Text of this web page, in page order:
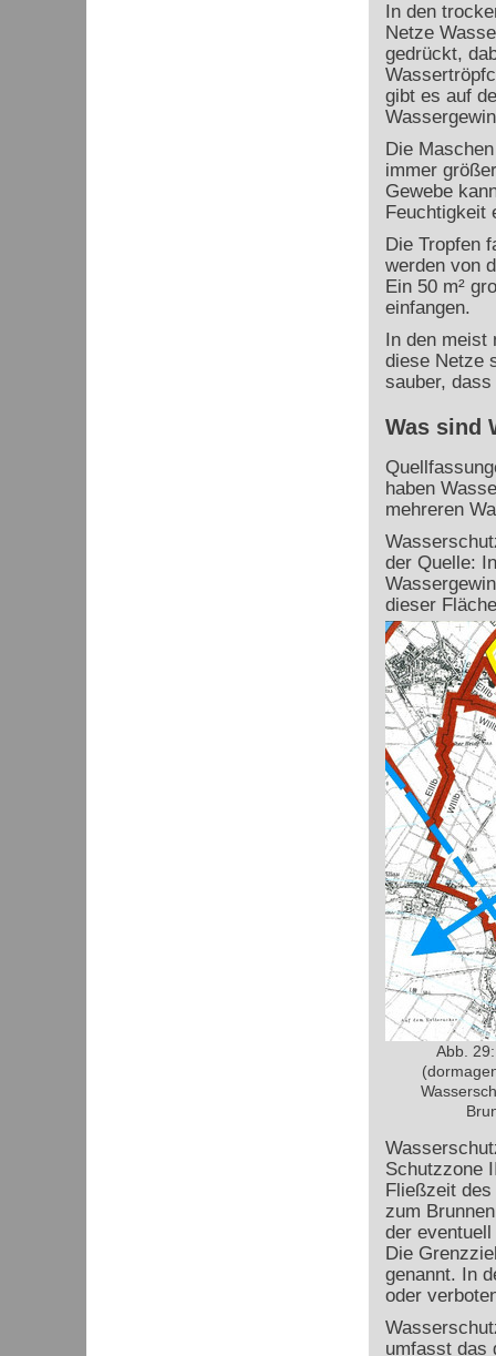
In den
Netze
gedrückt,
gibt es auf
Die
immer
Gewebe
Feuchtigkeit
Die Tropfen
werden von
Ein 50 m²
einfangen.
In den meist
diese Netze
sauber,
Was sind
haben
mehreren
der Quelle:
dieser
Abb.
Schutzzone
Fließzeit
zum
der
Die
genannt. In
oder
umfasst das